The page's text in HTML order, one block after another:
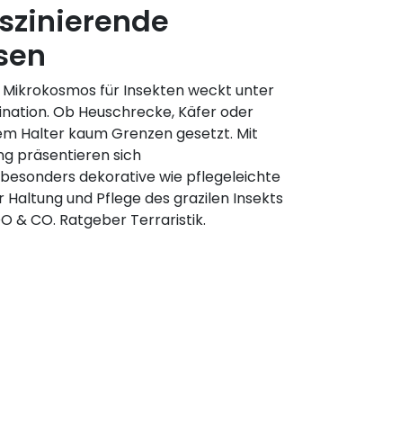
für Insekten weckt unter
Ob Heuschrecke, Käfer oder
Halter kaum Grenzen gesetzt. Mit
präsentieren sich
dekorative wie pflegeleichte
und Pflege des grazilen Insekts
& CO. Ratgeber Terraristik.